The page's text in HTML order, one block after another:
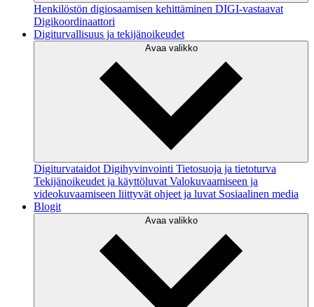
Henkilöstön digiosaamisen kehittäminen DIGI-vastaavat
Digikoordinaattori
Digiturvallisuus ja tekijänoikeudet
Avaa valikko
Digiturvataidot Digihyvinvointi Tietosuoja ja tietoturva
Tekijänoikeudet ja käyttöluvat Valokuvaamiseen ja
videokuvaamiseen liittyvät ohjeet ja luvat Sosiaalinen media
Blogit
Avaa valikko